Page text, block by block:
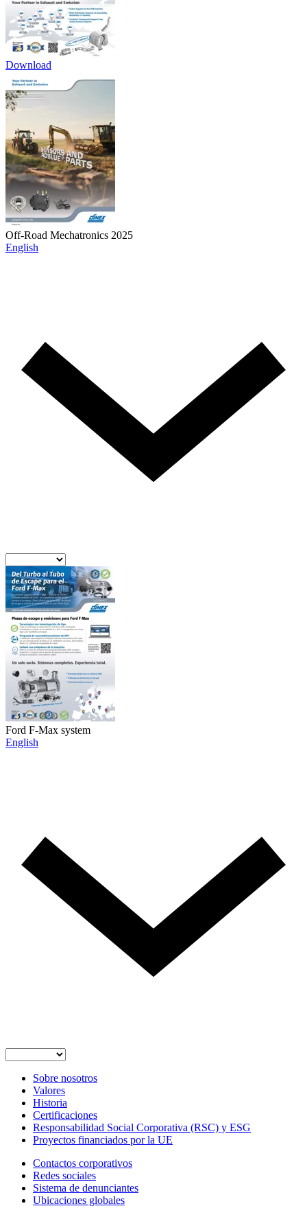
Download
Off-Road Mechatronics 2025
English
Ford F-Max system
English
Sobre nosotros
Valores
Historia
Certificaciones
Responsabilidad Social Corporativa (RSC) y ESG
Proyectos financiados por la UE
Contactos corporativos
Redes sociales
Sistema de denunciantes
Ubicaciones globales